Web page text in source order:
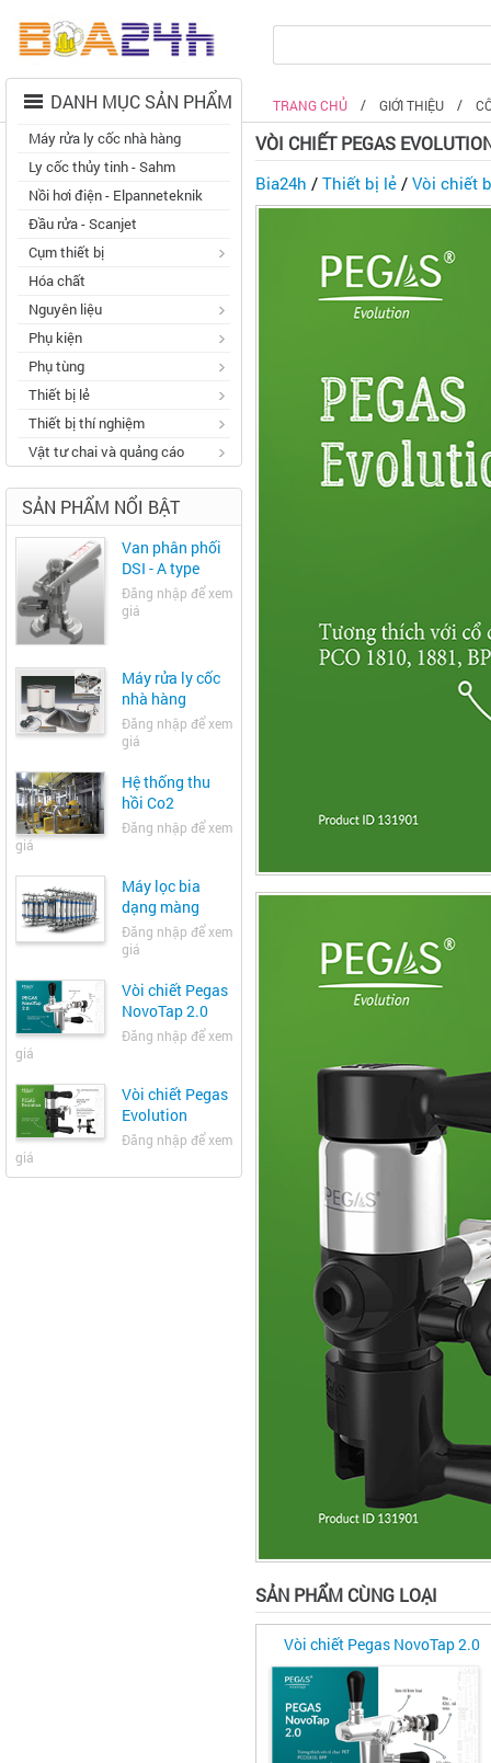
TRANG CHỦ GIỚI THIỆU
DANH MỤC SẢN PHẨM
Máy rửa ly cốc nhà hàng
Ly cốc thủy tinh - Sahm
Nồi hơi điện - Elpanneteknik
Đầu rửa - Scanjet
Cụm thiết bị
Hóa chất
Nguyên liệu
Phụ kiện
Phụ tùng
Thiết bị lẻ
Thiết bị thí nghiệm
Vật tư chai và quảng cáo
SẢN PHẨM NỔI BẬT
Van phân phối
DSI - A type
Đăng nhập để xem
giá
Máy rửa ly cốc
nhà hàng
Đăng nhập để xem
giá
Hệ thống thu
hồi Co2
Đăng nhập để xem
giá
Máy lọc bia
dạng màng
Đăng nhập để xem
giá
Vòi chiết Pegas
NovoTap 2.0
Đăng nhập để xem
giá
Vòi chiết Pegas
Evolution
Đăng nhập để xem
giá
VÒI CHIẾT PEGAS
Bia24h / Thiết bị lẻ / Vòi chiết
SẢN PHẨM CÙNG LOẠI
Vòi chiết Pegas NovoTap 2.0